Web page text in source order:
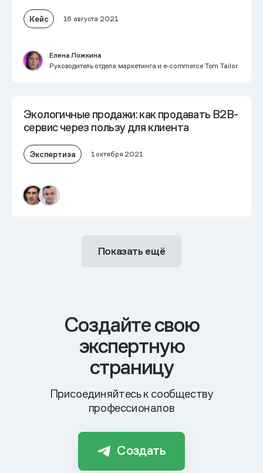
Кейс 16 августа 2021
Елена Ложкина
Руководитель отдела маркетинга и e‑commerce Tom Tailor
Экологичные продажи: как продавать B2B-
сервис через пользу для клиента
Экспертиза 1 октября 2021
Показать ещё
Cоздайте свою
экспертную
страницу
Присоединяйтесь к сообществу
профессионалов
Создать